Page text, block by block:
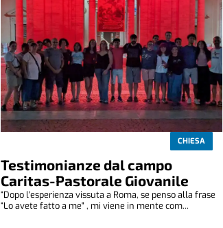
CHIESA
Testimonianze dal campo
Caritas-Pastorale Giovanile
“Dopo l'esperienza vissuta a Roma, se penso alla frase
“Lo avete fatto a me" , mi viene in mente com...